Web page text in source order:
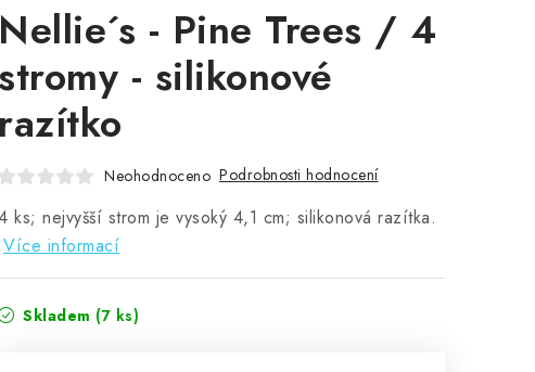
Nellie´s - Pine Trees / 4
stromy - silikonové
razítko
Neohodnoceno Podrobnosti hodnocení
ks; nejvyšší strom je vysoký 4,1 cm; silikonová razítka.
Více informací
Skladem (7 ks)